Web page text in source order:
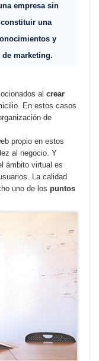
empresa sin
constituir una
y
de marketing.
al crear
En estos casos
de
propio en estos
al negocio. Y
ámbito virtual es
La calidad
uno de los puntos